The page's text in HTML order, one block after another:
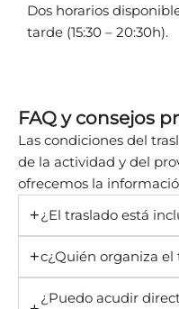
Dos horarios
tarde (15:30 – 20:30h).
FAQ y consejos
Las condiciones del
de la actividad y del
ofrecemos la
¿El traslado está
c¿Quién organiza el
¿Puedo acudir